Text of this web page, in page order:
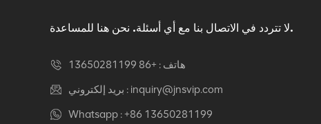
كرسي جلدي مريح Auding:
المكتبي والمنزلي
عرض التفاصيل
لا تتردد في الاتصال بنا مع أي أسئلة. نحن هنا للمساعدة.
هاتف : +86 13650281199
بريد إلكتروني : inquiry@jnsvip.com
Whatsapp :+86 13650281199